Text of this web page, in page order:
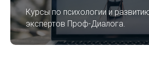
Курсы по психологии и
экспертов Проф-Диалога.